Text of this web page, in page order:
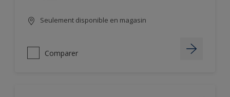
Seulement disponible en magasin
Comparer